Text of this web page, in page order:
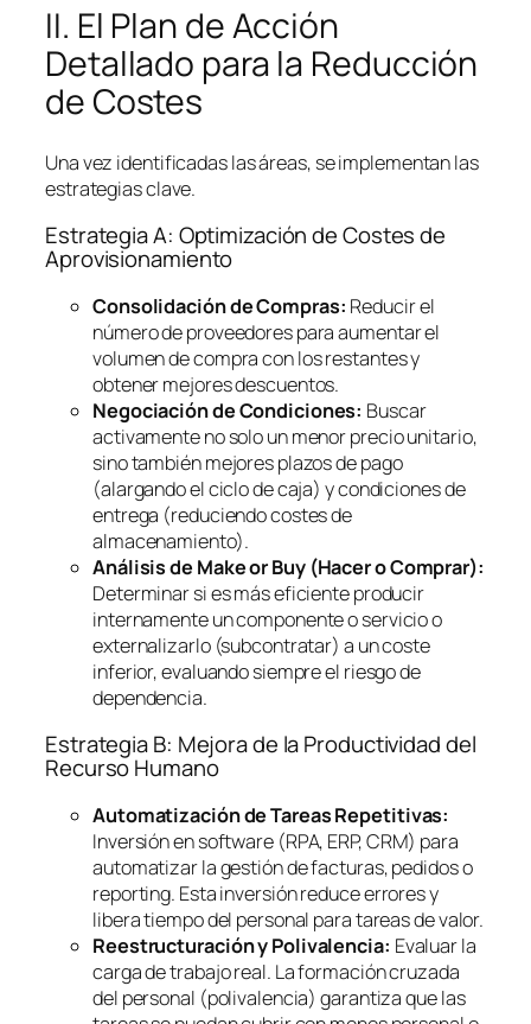
II. El Plan de Acción
Detallado para la Reducción
de Costes
Una vez identificadas las áreas, se implementan las
estrategias clave.
Estrategia A: Optimización de Costes de
Aprovisionamiento
Consolidación de Compras: Reducir el
número de proveedores para aumentar el
volumen de compra con los restantes y
obtener mejores descuentos.
Negociación de Condiciones: Buscar
activamente no solo un menor precio unitario,
sino también mejores plazos de pago
(alargando el ciclo de caja) y condiciones de
entrega (reduciendo costes de
almacenamiento).
Análisis de Make or Buy(Hacer o Comprar):
Determinar si es más eficiente producir
internamente un componente o servicio o
externalizarlo (subcontratar) a un coste
inferior, evaluando siempre el riesgo de
dependencia.
Estrategia B: Mejora de la Productividad del
Recurso Humano
Automatización de Tareas Repetitivas:
Inversión ensoftware(RPA, ERP, CRM) para
automatizar la gestión de facturas, pedidos o
reporting. Esta inversión reduce errores y
libera tiempo del personal para tareas de valor.
Reestructuración y Polivalencia: Evaluar la
carga de trabajo real. La formación cruzada
del personal (polivalencia) garantiza que las